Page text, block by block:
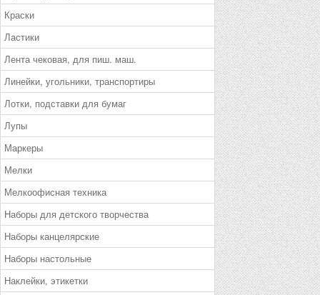
Краски
Ластики
Лента чековая, для пиш. маш.
Линейки, угольники, транспортиры
Лотки, подставки для бумаг
Лупы
Маркеры
Мелки
Мелкоофисная техника
Наборы для детского творчества
Наборы канцелярские
Наборы настольные
Наклейки, этикетки